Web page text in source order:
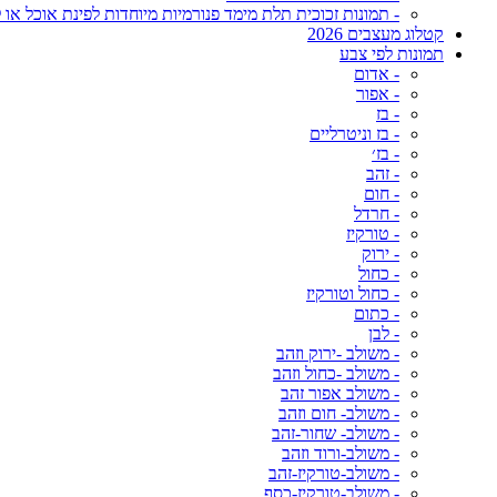
- תמונות זכוכית תלת מימד פנורמיות מיוחדות לפינת אוכל או
קטלוג מעצבים 2026
תמונות לפי צבע
- אדום
- אפור
- בז
- בז וניטרליים
- בז׳
- זהב
- חום
- חרדל
- טורקיז
- ירוק
- כחול
- כחול וטורקיז
- כתום
- לבן
- משולב -ירוק וזהב
- משולב -כחול וזהב
- משולב אפור זהב
- משולב- חום וזהב
- משולב- שחור-זהב
- משולב-ורוד וזהב
- משולב-טורקיז-זהב
- משולב-טורקיז-כסף